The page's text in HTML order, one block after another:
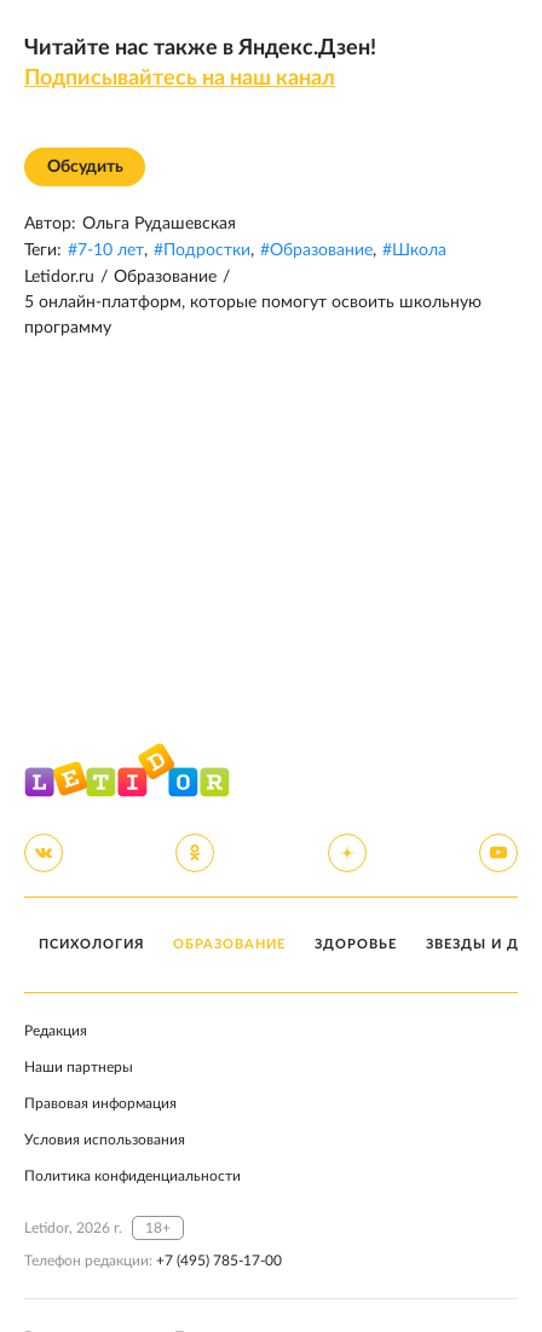
Читайте нас также в Яндекс.Дзен!
Подписывайтесь на наш канал
Обсудить
Автор: Ольга Рудашевская
Теги: #7-10 лет, # Подростки, #Образование, #Школа
Letidor.ru / Образование /
5 онлайн-платформ, которые помогут освоить школьную
программу
ПСИХОЛОГИЯ ОБРАЗОВАНИЕ ЗДОРОВЬЕ ЗВЕЗДЫ И
Редакция
Наши партнеры
Правовая информация
Условия использования
Политика конфиденциальности
Letidor, 2026 г. 18+
Телефон редакции: +7 (495) 785-17-00